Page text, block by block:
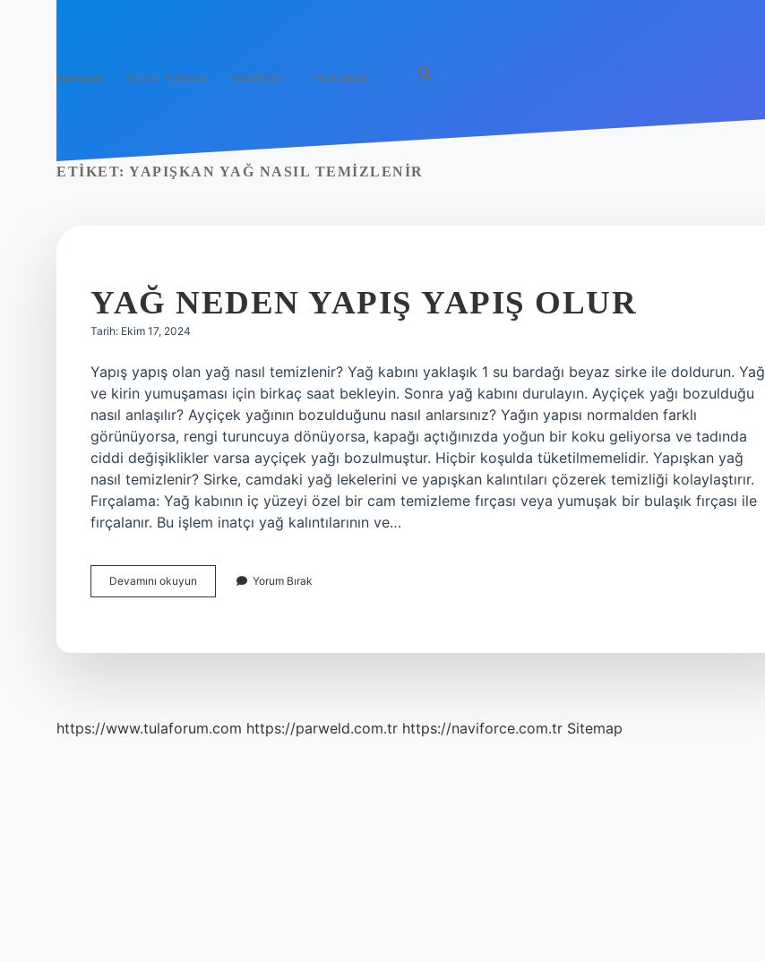
Anasayfa Gizlilik Politikası Yasal Uyarı Hakkımızda
ETIKET: YAPIŞKAN YAĞ NASIL TEMIZLENIR
YAĞ NEDEN YAPIŞ YAPIŞ OLUR
Tarih: Ekim 17, 2024
Yapış yapış olan yağ nasıl temizlenir? Yağ kabını yaklaşık 1 su bardağı beyaz sirke ile doldurun. Yağ
ve kirin yumuşaması için birkaç saat bekleyin. Sonra yağ kabını durulayın. Ayçiçek yağı bozulduğu
nasıl anlaşılır? Ayçiçek yağının bozulduğunu nasıl anlarsınız? Yağın yapısı normalden farklı
görünüyorsa, rengi turuncuya dönüyorsa, kapağı açtığınızda yoğun bir koku geliyorsa ve tadında
ciddi değişiklikler varsa ayçiçek yağı bozulmuştur. Hiçbir koşulda tüketilmemelidir. Yapışkan yağ
nasıl temizlenir? Sirke, camdaki yağ lekelerini ve yapışkan kalıntıları çözerek temizliği kolaylaştırır.
Fırçalama: Yağ kabının iç yüzeyi özel bir cam temizleme fırçası veya yumuşak bir bulaşık fırçası ile
fırçalanır. Bu işlem inatçı yağ kalıntılarının ve…
Devamını okuyun
Neden
Yorum Bırak
https://www.tulaforum.com https://parweld.com.tr https://naviforce.com.tr Sitemap